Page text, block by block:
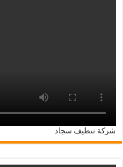
شركة تنظيف سجاد